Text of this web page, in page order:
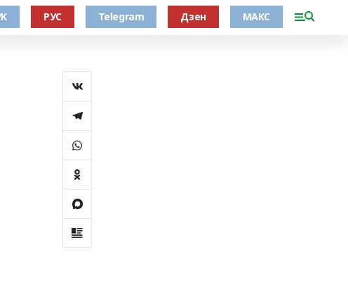
РУС Telegram Дзен МАКС